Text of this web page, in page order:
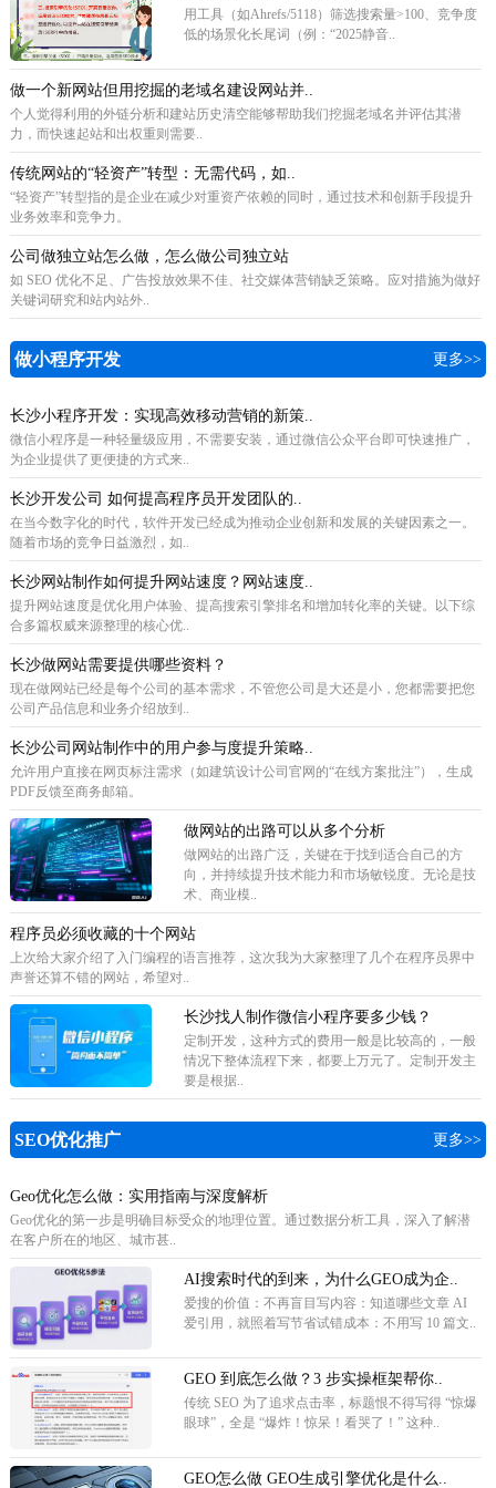
用工具（如Ahrefs/5118）筛选搜索量>100、竞争度
低的场景化长尾词（例：“2025静音..
做一个新网站但用挖掘的老域名建设网站并..
个人觉得利用的外链分析和建站历史清空能够帮助我们挖掘老域名并评估其潜
力，而快速起站和出权重则需要..
传统网站的“轻资产”转型：无需代码，如..
“轻资产”转型指的是企业在减少对重资产依赖的同时，通过技术和创新手段提升
业务效率和竞争力。
公司做独立站怎么做，怎么做公司独立站
如 SEO 优化不足、广告投放效果不佳、社交媒体营销缺乏策略。应对措施为做好
关键词研究和站内站外..
做小程序开发 更多>>
长沙小程序开发：实现高效移动营销的新策..
微信小程序是一种轻量级应用，不需要安装，通过微信公众平台即可快速推广，
为企业提供了更便捷的方式来..
长沙开发公司 如何提高程序员开发团队的..
在当今数字化的时代，软件开发已经成为推动企业创新和发展的关键因素之一。
随着市场的竞争日益激烈，如..
长沙网站制作如何提升网站速度？网站速度..
提升网站速度是优化用户体验、提高搜索引擎排名和增加转化率的关键。以下综
合多篇权威来源整理的核心优..
长沙做网站需要提供哪些资料？
现在做网站已经是每个公司的基本需求，不管您公司是大还是小，您都需要把您
公司产品信息和业务介绍放到..
长沙公司网站制作中的用户参与度提升策略..
允许用户直接在网页标注需求（如建筑设计公司官网的“在线方案批注”），生成
PDF反馈至商务邮箱。
做网站的出路可以从多个分析
做网站的出路广泛，关键在于找到适合自己的方
向，并持续提升技术能力和市场敏锐度。无论是技
术、商业模..
程序员必须收藏的十个网站
上次给大家介绍了入门编程的语言推荐，这次我为大家整理了几个在程序员界中
声誉还算不错的网站，希望对..
长沙找人制作微信小程序要多少钱？
定制开发，这种方式的费用一般是比较高的，一般
情况下整体流程下来，都要上万元了。定制开发主
要是根据..
SEO优化推广 更多>>
Geo优化怎么做：实用指南与深度解析
Geo优化的第一步是明确目标受众的地理位置。通过数据分析工具，深入了解潜
在客户所在的地区、城市甚..
AI搜索时代的到来，为什么GEO成为企..
爱搜的价值：不再盲目写内容：知道哪些文章 AI
爱引用，就照着写节省试错成本：不用写 10 篇文..
GEO 到底怎么做？3 步实操框架帮你..
传统 SEO 为了追求点击率，标题恨不得写得 “惊爆
眼球”，全是 “爆炸！惊呆！看哭了！” 这种..
GEO怎么做 GEO生成引擎优化是什么..